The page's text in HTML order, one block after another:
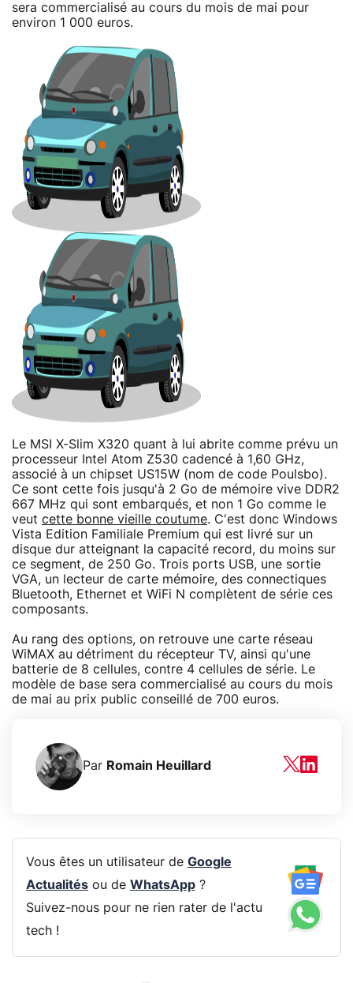
sera commercialisé au cours du mois de mai pour
environ 1 000 euros.
Le MSI X-Slim X320 quant à lui abrite comme prévu un
processeur Intel Atom Z530 cadencé à 1,60 GHz,
associé à un chipset US15W (nom de code Poulsbo).
Ce sont cette fois jusqu'à 2 Go de mémoire vive DDR2
667 MHz qui sont embarqués, et non 1 Go comme le
veut cette bonne vieille coutume. C'est donc Windows
Vista Edition Familiale Premium qui est livré sur un
disque dur atteignant la capacité record, du moins sur
ce segment, de 250 Go. Trois ports USB, une sortie
VGA, un lecteur de carte mémoire, des connectiques
Bluetooth, Ethernet et WiFi N complètent de série ces
composants.
Au rang des options, on retrouve une carte réseau
WiMAX au détriment du récepteur TV, ainsi qu'une
batterie de 8 cellules, contre 4 cellules de série. Le
modèle de base sera commercialisé au cours du mois
de mai au prix public conseillé de 700 euros.
Par Romain Heuillard
Vous êtes un utilisateur de Google
Actualitésou de WhatsApp?
Suivez-nous pour ne rien rater de l'actu
tech !